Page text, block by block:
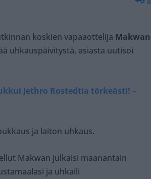
koskien vapaaottelija Makwan
uhkauspäivitystä, asiasta uutisoi
Jethro Rostedtia törkeästi! –
ja laiton uhkaus.
Makwan julkaisi maanantain
ja uhkaili